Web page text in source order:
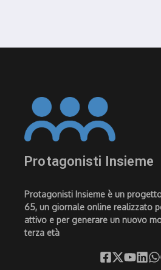
Protagonisti Insieme
Protagonisti Insieme è un
65, un giornale online realizzato
attivo e per generare un nuovo
terza età